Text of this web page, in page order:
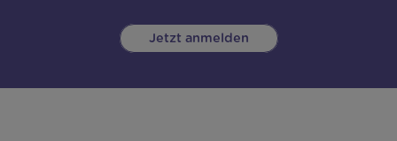
Jetzt anmelden